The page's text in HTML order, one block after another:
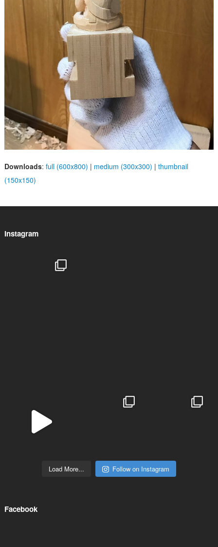
Downloads: full (600x800) | medium (300x300) | thumbnail
(150x150)
Instagram
Load More... Follow on Instagram
Facebook